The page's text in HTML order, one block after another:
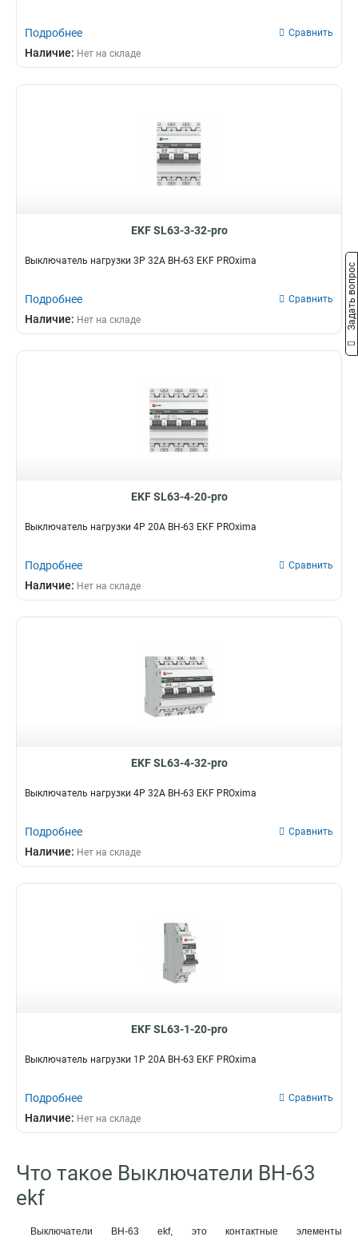
Подробнее Сравнить
Наличие: Нет на складе
EKF SL63-3-32-pro
Выключатель нагрузки 3P 32А ВН-63 EKF PROxima
Подробнее Сравнить
Наличие: Нет на складе
EKF SL63-4-20-pro
Выключатель нагрузки 4P 20А ВН-63 EKF PROxima
Подробнее Сравнить
Наличие: Нет на складе
EKF SL63-4-32-pro
Выключатель нагрузки 4P 32А ВН-63 EKF PROxima
Подробнее Сравнить
Наличие: Нет на складе
EKF SL63-1-20-pro
Выключатель нагрузки 1P 20А ВН-63 EKF PROxima
Подробнее Сравнить
Наличие: Нет на складе
Что такое Выключатели ВН-63
ekf
Выключатели ВН-63 ekf, это контактные элементы
Задать вопрос